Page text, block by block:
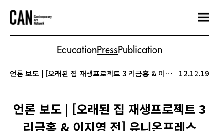
EducationPressPublication
언론 보도 | [오래된 집 재생프로젝트 3 리금홍 & 이지영 전] 유니온프레스 12.12.19
언론 보도 | [오래된 집 재생프로젝트 3
리금홍 & 이지영 전] 유니온프레스